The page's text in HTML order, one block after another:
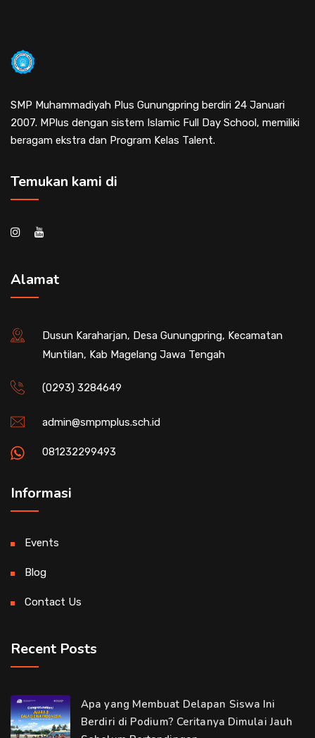
SMP Muhammadiyah Plus Gunungpring berdiri 24 Januari
2007. MPlus dengan sistem Islamic Full Day School, memiliki
beragam ekstra dan Program Kelas Talent.
Temukan kami di
Alamat
Dusun Karaharjan, Desa Gunungpring, Kecamatan
Muntilan, Kab Magelang Jawa Tengah
(0293) 3284649
admin@smpmplus.sch.id
081232299493
Informasi
Events
Blog
Contact Us
Recent Posts
Apa yang Membuat Delapan Siswa Ini
Berdiri di Podium? Ceritanya Dimulai Jauh